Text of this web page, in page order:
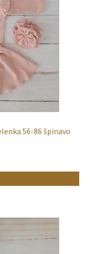
56-86 špinavo